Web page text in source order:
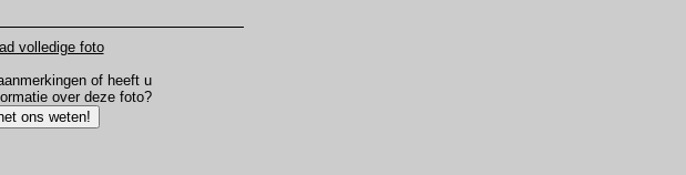
volledige foto
of heeft u
over deze foto?